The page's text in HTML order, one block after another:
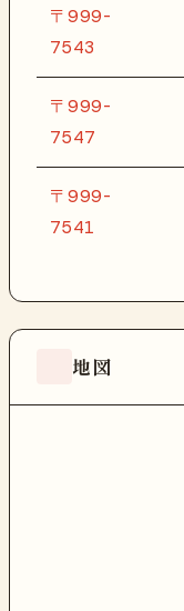
〒999-
7543
〒999-
7547
〒999-
7541
地図